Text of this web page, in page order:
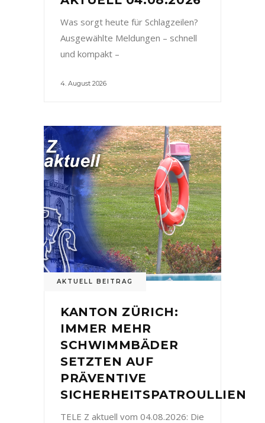
Was sorgt heute für Schlagzeilen?
Ausgewählte Meldungen – schnell
und kompakt –
4. August 2026
AKTUELL BEITRAG
KANTON ZÜRICH:
IMMER MEHR
SCHWIMMBÄDER
SETZTEN AUF
PRÄVENTIVE
SICHERHEITSPATROULLIEN
TELE Z aktuell vom 04.08.2026: Die